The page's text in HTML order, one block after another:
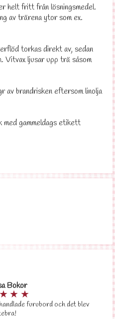
helt fritt från lösningsmedel.
av trärena ytor som ex.
torkas direkt av, sedan
Vitvax ljusar upp trä såsom
av brandrisken eftersom linolja
med gammeldags etikett
Bokor
★★ ★
furubord och det blev